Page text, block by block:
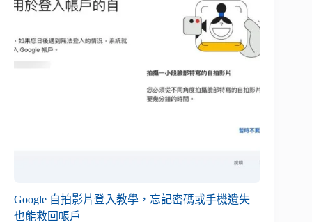
Google 自拍影片登入教學，忘記密碼或手機遺失
也能救回帳戶